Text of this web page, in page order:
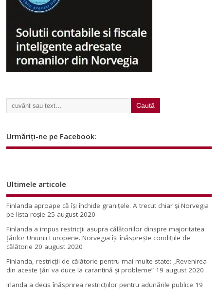
Urmăriți-ne pe Facebook:
Ultimele articole
Finlanda aproape că își închide granițele. A trecut chiar și Norvegia
pe lista roșie 25 august 2020
Finlanda a impus restricţii asupra călătoriilor dinspre majoritatea
ţărilor Uniunii Europene. Norvegia își înăsprește condițiile de
călătorie 20 august 2020
Finlanda, restricţii de călătorie pentru mai multe state: „Revenirea
din aceste ţări va duce la carantină şi probleme” 19 august 2020
Irlanda a decis înăsprirea restricțiilor pentru adunările publice 19